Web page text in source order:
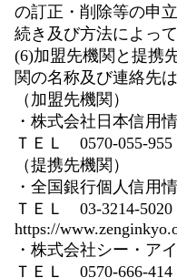
の訂正・削除等の申
続き及び方法によっ
(6)加盟先機関と提携
関の名称及び連絡先
（加盟先機関）
・株式会社日本信用
ＴＥＬ 0570-055-
（提携先機関）
・全国銀行個人信用
ＴＥＬ 03-3214-5020
https://
・株式会社シー・ア
ＴＥＬ 0570-666-414